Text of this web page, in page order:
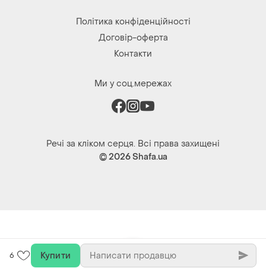
6 Купити
Політика конфіденційності
Договір-оферта
Контакти
Ми у соц.мережах
Речі за кліком серця. Всі права захищені
© 2026Shafa.ua